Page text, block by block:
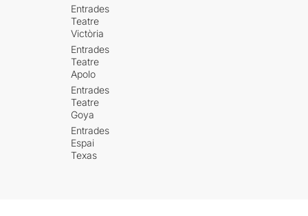
Entrades
Teatre
Victòria
Entrades
Teatre
Apolo
Entrades
Teatre
Goya
Entrades
Espai
Texas